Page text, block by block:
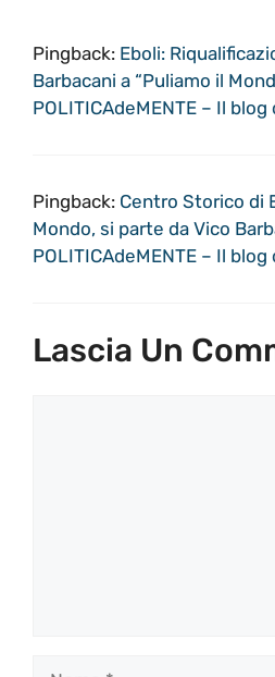
Pingback: Eboli:
Barbacani a “Puliamo il
POLITICAdeMENTE – Il
Pingback: Centro Storico di
Mondo, si parte da Vico
POLITICAdeMENTE – Il
Lascia Un